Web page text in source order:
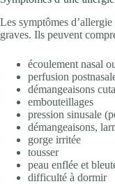
Les symptômes
graves. Ils peuvent
écoulement nasal
perfusion
démangeaisons
embouteillages
pression sinusale
démangeaisons,
gorge irritée
tousser
peau enflée et
difficulté à dormir